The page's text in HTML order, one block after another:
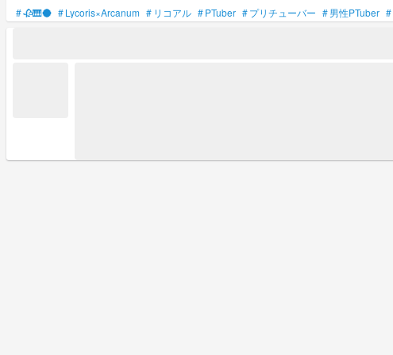
#🥀🎹🌑 #Lycoris×Arcanum # リコアル #PTuber #プリチューバー #男性PTuber #